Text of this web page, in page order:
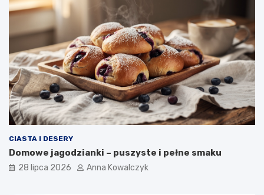
CIASTA I DESERY
Domowe jagodzianki – puszyste i pełne smaku
28 lipca 2026 Anna Kowalczyk